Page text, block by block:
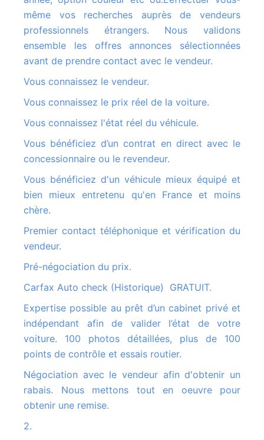
même vos recherches auprès de vendeurs
professionnels étrangers. Nous validons
ensemble les offres annonces sélectionnées
avant de prendre contact avec le vendeur.
Vous connaissez le vendeur.
Vous connaissez le prix réel de la voiture.
Vous connaissez l'état réel du véhicule.
Vous bénéficiez d’un contrat en direct avec le
concessionnaire ou le revendeur.
Vous bénéficiez d'un véhicule mieux équipé et
bien mieux entretenu qu'en France et moins
chère.
Premier contact téléphonique et vérification du
vendeur.
Pré-négociation du prix.
Carfax Auto check (Historique) GRATUIT.
Expertise possible au prêt d’un cabinet privé et
indépendant afin de valider l’état de votre
voiture. 100 photos détaillées, plus de 100
points de contrôle et essais routier.
Négociation avec le vendeur afin d'obtenir un
rabais. Nous mettons tout en oeuvre pour
obtenir une remise.
2.